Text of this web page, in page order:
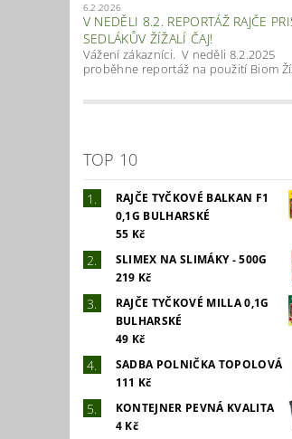
6.2.2026
V NEDĚLI 8.2. REPORTÁŽ RAJČE
SEDLÁKŮV ŽÍŽALÍ ČAJ!
Vážení zákazníci. V neděli 8.2.2025
proběhne reportáž na použití Biom
TOP 10
RAJČE TYČKOVÉ BALKAN F1
0,1G BULHARSKÉ
55 Kč
SLIMEX NA SLIMÁKY - 500G
219 Kč
RAJČE TYČKOVÉ MILLA 0,1G
BULHARSKÉ
49 Kč
SADBA POLNIČKA TOPOLOVÁ
111 Kč
KONTEJNER PEVNÁ KVALITA
4 Kč